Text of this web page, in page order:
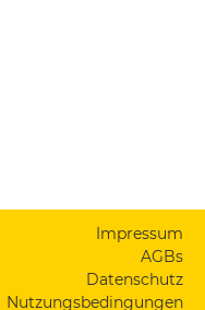
Impressum
AGBs
Datenschutz
Nutzungsbedingungen